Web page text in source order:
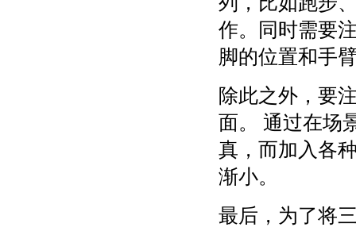
作。同时需要
脚的位置和手
除此之外，要
面。 通过在场
真，而加入各
渐小。
最后，为了将